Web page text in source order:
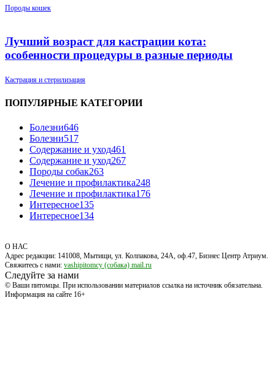
Породы кошек
Лучший возраст для кастрации кота:
особенности процедуры в разные периоды
Кастрация и стерилизация
ПОПУЛЯРНЫЕ КАТЕГОРИИ
Болезни646
Болезни517
Содержание и уход461
Содержание и уход267
Породы собак263
Лечение и профилактика248
Лечение и профилактика176
Интересное135
Интересное134
О НАС
Адрес редакции: 141008, Мытищи, ул. Колпакова, 24А, оф.47, Бизнес Центр Атриум.
Свяжитесь с нами: vashipitomcy (собака) mail.ru
Следуйте за нами
© Ваши питомцы. При использовании материалов ссылка на источник обязательна.
Информация на сайте 16+